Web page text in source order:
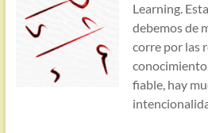
Learning.
debemos de
corre por las
fiable, hay